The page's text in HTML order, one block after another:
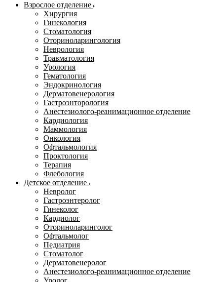
Взрослое отделение
Хирургия
Гинекология
Стоматология
Оториноларингология
Неврология
Травматология
Урология
Гематология
Эндокринология
Дерматовенерология
Гастроэнторология
Анестезиолого-реанимационное отделение
Кардиология
Маммология
Онкология
Офтальмология
Проктология
Терапия
Флебология
Детское отделение
Невролог
Гастроэнтеролог
Гинеколог
Кардиолог
Оториноларинголог
Офтальмолог
Педиатрия
Стоматолог
Дерматовенеролог
Анестезиолого-реанимационное отделение
Уролог